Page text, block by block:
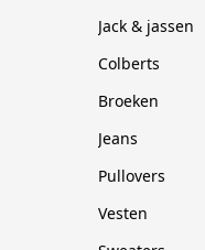
Jack & jassen
Colberts
Broeken
Jeans
Pullovers
Vesten